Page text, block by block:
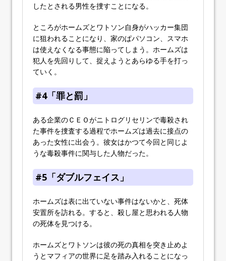
したとされる男性を捜すことになる。
ところがホームズとワトソン自身がハッカー集団
に狙われることになり、家のぱパソコン、スマホ
は使えなくなる事態に陥ってしまう。ホームズは
犯人を先回りして、捉えようとあらゆる手を打っ
ていく。
#4「罪と罰」
ある企業のＣＥＯがニトログリセリンで毒殺され
た事件を捜査する過程でホームズは過去に接点の
あった女性に出会う。彼女はかつて今回と同じよ
うな毒殺事件に関与した人物だった。
#5「ダブルフェイス」
ホームズは表に出ていない事件はないかと、死体
安置所を訪れる。すると、殺し屋と思われる人物
の死体を見つける。
ホームズとワトソンは彼の死の真相を突き止めよ
うとマフィアの世界に足を踏み入れることになっ